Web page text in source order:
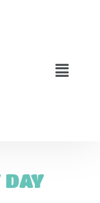
DAY